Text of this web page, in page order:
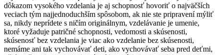
dôkazom vysokého vzdelania je aj schopnosť hovoriť o najväčších
veciach tým najjednoduchším spôsobom, ak nie ste pripravení mýliť
sa, nikdy neprídete s ničím originálnym, vzdelávanie je umenie,
ktoré vyžaduje patričné schopnosti, vedomosti a skúsenosti,
skúsenosť bez vzdelania je viac ako vzdelanie bez skúsenosti,
nemáme ani tak vychovávať deti, ako vychovávať seba pred deťmi,